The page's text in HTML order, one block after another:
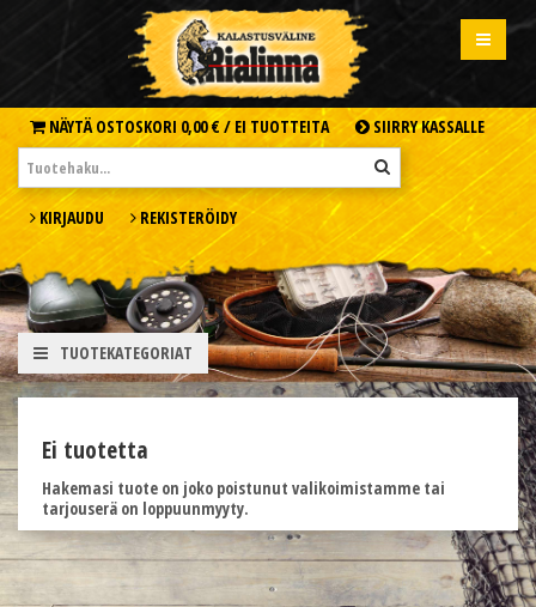
NÄYTÄ OSTOSKORI 0,00 € / EI TUOTTEITA SIIRRY KASSALLE
KIRJAUDU REKISTERÖIDY
TUOTEKATEGORIAT
Ei tuotetta
Hakemasi tuote on joko poistunut valikoimistamme tai
tarjouserä on loppuunmyyty.